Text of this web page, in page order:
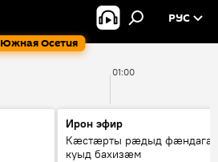
Южная Осетия
РУС
01:00
Ирон эфир
Кæстæрты рæдыд
куыд бахизæм